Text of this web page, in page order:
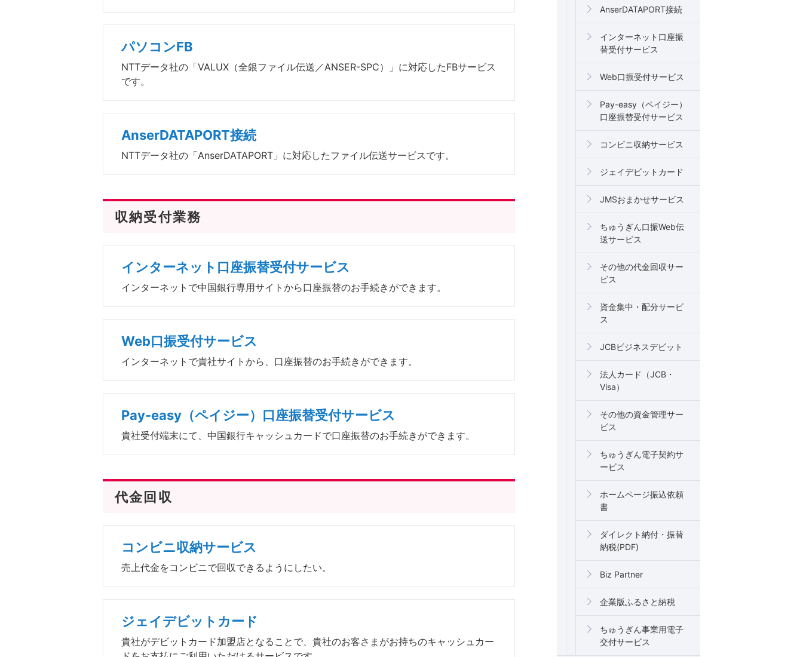
パソコンFB
NTTデータ社の「VALUX（全銀ファイル伝送／ANSER-SPC）」に対応したFBサービス
です。
AnserDATAPORT接続
NTTデータ社の「AnserDATAPORT」に対応したファイル伝送サービスです。
収納受付業務
インターネット口座振替受付サービス
インターネットで中国銀行専用サイトから口座振替のお手続きができます。
Web口振受付サービス
インターネットで貴社サイトから、口座振替のお手続きができます。
Pay-easy（ペイジー）口座振替受付サービス
貴社受付端末にて、中国銀行キャッシュカードで口座振替のお手続きができます。
代金回収
コンビニ収納サービス
売上代金をコンビニで回収できるようにしたい。
ジェイデビットカード
貴社がデビットカード加盟店となることで、貴社のお客さまがお持ちのキャッシュカー
AnserDATAPORT接続
インターネット口座振
替受付サービス
Web口振受付サービス
Pay-easy（ペイジー）
口座振替受付サービス
コンビニ収納サービス
ジェイデビットカード
JMSおまかせサービス
ちゅうぎん口振Web伝
送サービス
その他の代金回収サー
ビス
資金集中・配分サービ
ス
JCBビジネスデビット
法人カード（JCB・
Visa）
その他の資金管理サー
ビス
ちゅうぎん電子契約サ
ービス
ホームページ振込依頼
書
ダイレクト納付・振替
納税(PDF)
Biz Partner
企業版ふるさと納税
ちゅうぎん事業用電子
交付サービス